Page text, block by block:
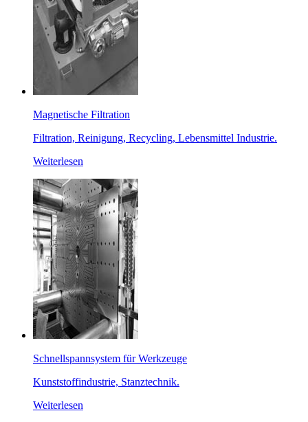
Magnetische Filtration
Filtration, Reinigung, Recycling, Lebensmittel Industrie.
Weiterlesen
Schnellspannsystem für Werkzeuge
Kunststoffindustrie, Stanztechnik.
Weiterlesen